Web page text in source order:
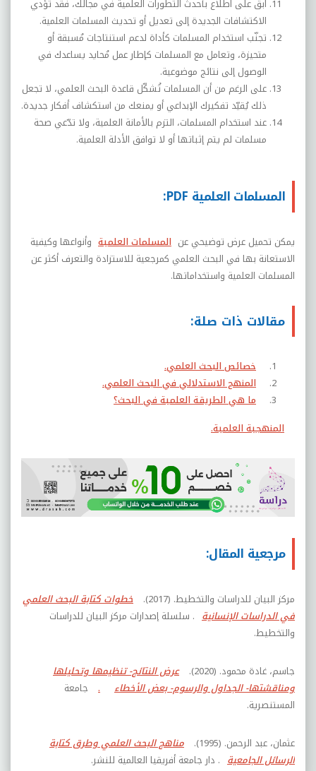
ابقَ على اطلاع بأحدث التطورات العلمية في مجالك، فقد تؤدي
الاكتشافات الجديدة إلى تعديل أو تحديث المسلمات العلمية.
تجنّب استخدام المسلمات كأداة لدعم استنتاجات مُسبقة أو
متحيزة، وتعامل مع المسلمات كإطار عمل مُحايد يساعدك في
الوصول إلى نتائج موضوعية.
على الرغم من أن المسلمات تُشكّل قاعدة البحث العلمي، لا تجعل
ذلك يُقيّد تفكيرك الإبداعي أو يمنعك من استكشاف أفكار جديدة.
عند استخدام المسلمات، التزم بالأمانة العلمية، ولا تدّعي صحة
مسلمات لم يتم إثباتها أو لا توافق الأدلة العلمية.
المسلمات العلمية PDF:
يمكن تحميل عرض توضيحي عن المسلمات العلمية وأنواعها وكيفية
الاستعانة بها في البحث العلمي كمرجعية للاستزادة والتعرف أكثر عن
المسلمات العلمية واستخداماتها.
مقالات ذات صلة:
خصائص البحث العلمي.
المنهج الاستدلالي في البحث العلمي.
ما هي الطريقة العلمية في البحث؟
المنهجية العلمية.
مرجعية المقال:
مركز البيان للدراسات والتخطيط. (2017).
خطوات كتابة البحث العلمي
في الدراسات الإنسانية . سلسلة إصدارات مركز البيان للدراسات
والتخطيط.
جاسم، غادة محمود. (2020).
عرض النتائج- تنظيمها وتحليلها
ومناقشتها- الجداول والرسوم- بعض الأخطاء
. جامعة
المستنصرية.
عثمان، عبد الرحمن. (1995).
مناهج البحث العلمي وطرق كتابة
الرسائل الجامعية . دار جامعة أفريقيا العالمية للنشر.